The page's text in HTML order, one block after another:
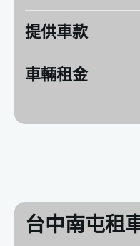
台中市龍井區
提供車款
車輛租金
台中南屯租車